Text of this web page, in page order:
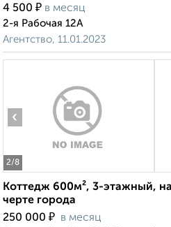
4 500 ₽ в месяц
2-я Рабочая 12А
Агентство, 11.01.2023
2/8
‹
Коттедж 600м², 3-этажный,
черте города
250 000 ₽ в месяц